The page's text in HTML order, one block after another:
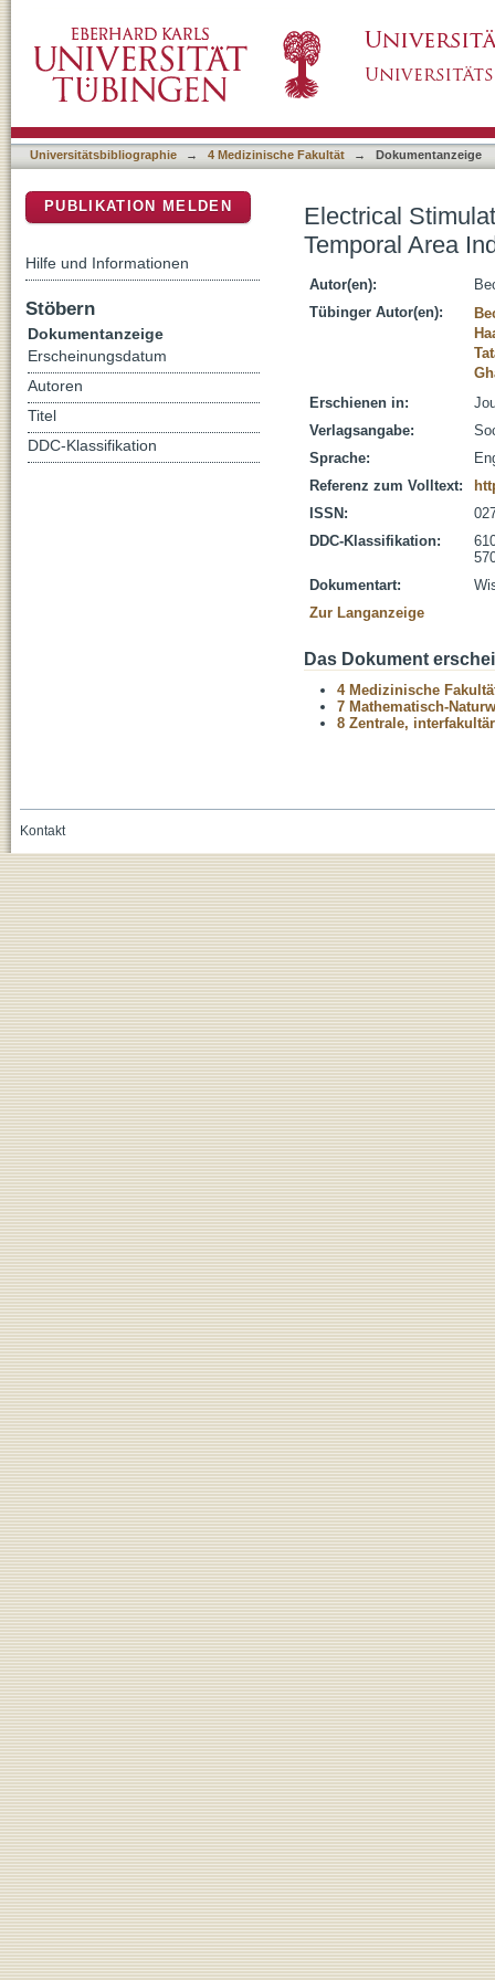
Motion Blindness
Universitätsbibliographie → 4 Medizinische Fakultät → Dokumentanzeige
Electrical
Temporal Area
Autor(en):
Tübinger Autor(en):
Erschienen in:
Verlagsangabe:
Sprache:
Referenz zum Volltext:
ISSN:
DDC-Klassifikation:
Dokumentart:
Zur Langanzeige
Das Dokument
4 Medizinische
7 Mathematisch-
8 Zentrale,
PUBLIKATION MELDEN
Hilfe und Informationen
Stöbern
Dokumentanzeige
Erscheinungsdatum
Autoren
Titel
DDC-Klassifikation
Kontakt